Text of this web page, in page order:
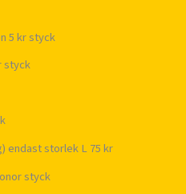
5 kr styck
styck
endast storlek L 75 kr
styck